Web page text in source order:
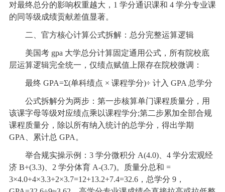
对最终总分的影响权重越大，1 学分通识课和 4 学分专业课
的同等级成绩贡献差值显著。
二、官方核心计算公式拆解：总分完整运算逻辑
美国考 gpa 大学总分计算固定通用公式，所有院校底
层运算逻辑完全统一，仅绩点赋值上限存在院校微调：
最终 GPA=Σ(单科绩点 × 课程学分)÷ 计入 GPA 总学分
公式拆解分为两步：第一步核算单门课程质量分，用
该课字母等级对应绩点乘以课程学分;第二步累加全部合规
课程质量分，除以所有纳入统计的总学分，得出学期
GPA、累计总 GPA。
举合规实操示例：3 学分微积分 A(4.0)、4 学分宏观经
济 B+(3.3)、2 学分体育 A-(3.7)。质量分总和 =
3×4.0+4×3.3+2×3.7=12+13.2+7.4=32.6，总学分 9，